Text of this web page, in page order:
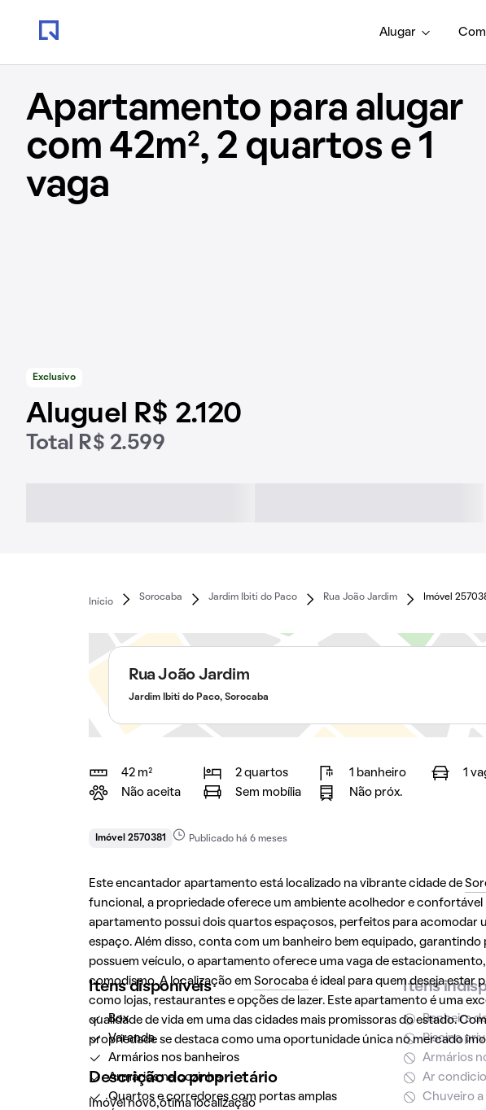
Alugar
Apartamento para alugar
com 42m², 2 quartos e 1
vaga
Exclusivo
Aluguel R$ 2.120
Total R$ 2.599
Início
Sorocaba Jardim Ibiti do Paco Rua João Jardim Imóvel
Rua João Jardim
Jardim Ibiti do Paco, Sorocaba
42 m² 2 quartos 1 banheiro 1
Não aceita
Sem mobília Não próx.
Imóvel 2570381 Publicado há 6 meses
Este encantador apartamento está localizado na vibrante cidade de
funcional, a propriedade oferece um ambiente acolhedor e confortável
apartamento possui dois quartos espaçosos, perfeitos para acomodar
espaço. Além disso, conta com um banheiro bem equipado, garantindo
possuem veículo, o apartamento oferece uma vaga de
comodismo. A localização em Sorocabaé ideal para quem deseja estar
como lojas, restaurantes e opções de lazer. Este apartamento é uma
qualidade de vida em uma das cidades mais promissoras do estado.
propriedade se destaca como uma oportunidade única no mercado
Descrição do proprietário
Imóvel novo,ótima localização
Itens disponíveis
Box
Varanda
Armários nos banheiros
Armários na cozinha
Quartos e corredores com portas amplas
Itens
Banheira
Piscina
Armários
Ar
Chuveiro a